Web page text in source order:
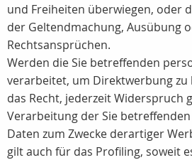
und Freiheiten überwiegen, oder
der Geltendmachung, Ausübung
Rechtsansprüchen.
Werden die Sie betreffenden
verarbeitet, um Direktwerbung zu
das Recht, jederzeit Widerspruch
Verarbeitung der Sie
Daten zum Zwecke derartiger
gilt auch für das Profiling, soweit